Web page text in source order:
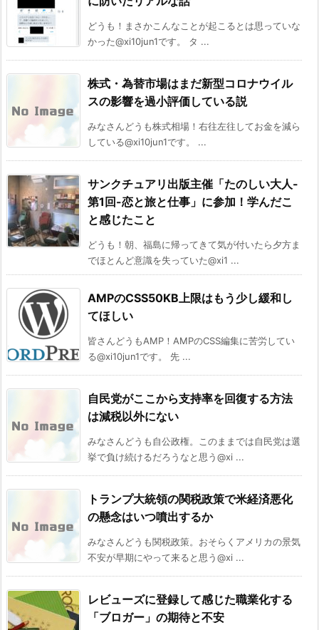
どうも！まさかこんなことが起こるとは思っていな
かった@xi10jun1です。 タ ...
株式・為替市場はまだ新型コロナウイル
スの影響を過小評価している説
みなさんどうも株式相場！右往左往してお金を減ら
している@xi10jun1です。 ...
サンクチュアリ出版主催「たのしい大人-
第1回-恋と旅と仕事」に参加！学んだこ
と感じたこと
どうも！朝、福島に帰ってきて気が付いたら夕方ま
でほとんど意識を失っていた@xi1 ...
AMPのCSS50KB上限はもう少し緩和し
てほしい
皆さんどうもAMP！AMPのCSS編集に苦労してい
る@xi10jun1です。 先 ...
自民党がここから支持率を回復する方法
は減税以外にない
みなさんどうも自公政権。このままでは自民党は選
挙で負け続けるだろうなと思う@xi ...
トランプ大統領の関税政策で米経済悪化
の懸念はいつ噴出するか
みなさんどうも関税政策。おそらくアメリカの景気
不安が早期にやって来ると思う@xi ...
レビューズに登録して感じた職業化する
「ブロガー」の期待と不安